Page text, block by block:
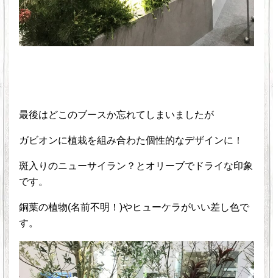
最後はどこのブースか忘れてしまいましたが
ガビオンに植栽を組み合わた個性的なデザインに！
斑入りのニューサイラン？とオリーブでドライな印象
です。
銅葉の植物(名前不明！)やヒューケラがいい差し色で
す。